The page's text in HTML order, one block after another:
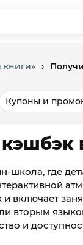
книги» ›
Купоны и
школа, где
включает
вторым
и